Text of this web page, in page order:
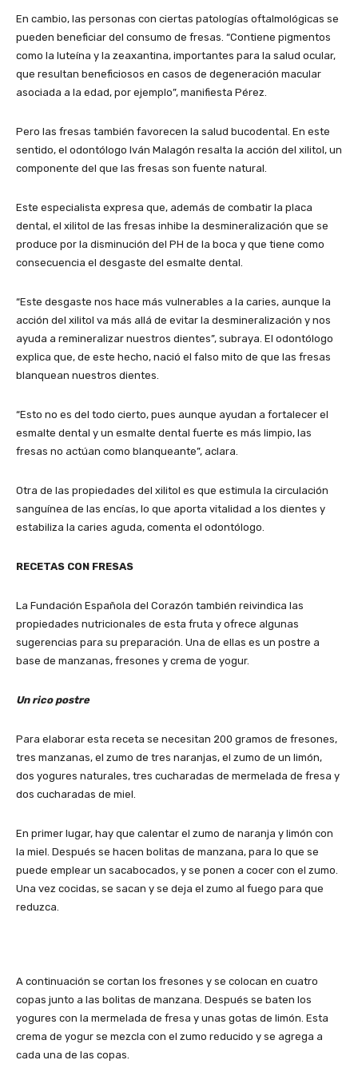
En cambio, las personas con ciertas patologías oftalmológicas se
pueden beneficiar del consumo de fresas. “Contiene pigmentos
como la luteína y la zeaxantina, importantes para la salud ocular,
que resultan beneficiosos en casos de degeneración macular
asociada a la edad, por ejemplo”, manifiesta Pérez.
Pero las fresas también favorecen la salud bucodental. En este
sentido, el odontólogo Iván Malagón resalta la acción del xilitol, un
componente del que las fresas son fuente natural.
Este especialista expresa que, además de combatir la placa
dental, el xilitol de las fresas inhibe la desmineralización que se
produce por la disminución del PH de la boca y que tiene como
consecuencia el desgaste del esmalte dental.
“Este desgaste nos hace más vulnerables a la caries, aunque la
acción del xilitol va más allá de evitar la desmineralización y nos
ayuda a remineralizar nuestros dientes”, subraya. El odontólogo
explica que, de este hecho, nació el falso mito de que las fresas
blanquean nuestros dientes.
“Esto no es del todo cierto, pues aunque ayudan a fortalecer el
esmalte dental y un esmalte dental fuerte es más limpio, las
fresas no actúan como blanqueante”, aclara.
Otra de las propiedades del xilitol es que estimula la circulación
sanguínea de las encías, lo que aporta vitalidad a los dientes y
estabiliza la caries aguda, comenta el odontólogo.
RECETAS CON FRESAS
La Fundación Española del Corazón también reivindica las
propiedades nutricionales de esta fruta y ofrece algunas
sugerencias para su preparación. Una de ellas es un postre a
base de manzanas, fresones y crema de yogur.
Un rico postre
Para elaborar esta receta se necesitan 200 gramos de fresones,
tres manzanas, el zumo de tres naranjas, el zumo de un limón,
dos yogures naturales, tres cucharadas de mermelada de fresa y
dos cucharadas de miel.
En primer lugar, hay que calentar el zumo de naranja y limón con
la miel. Después se hacen bolitas de manzana, para lo que se
puede emplear un sacabocados, y se ponen a cocer con el zumo.
Una vez cocidas, se sacan y se deja el zumo al fuego para que
reduzca.
A continuación se cortan los fresones y se colocan en cuatro
copas junto a las bolitas de manzana. Después se baten los
yogures con la mermelada de fresa y unas gotas de limón. Esta
crema de yogur se mezcla con el zumo reducido y se agrega a
cada una de las copas.